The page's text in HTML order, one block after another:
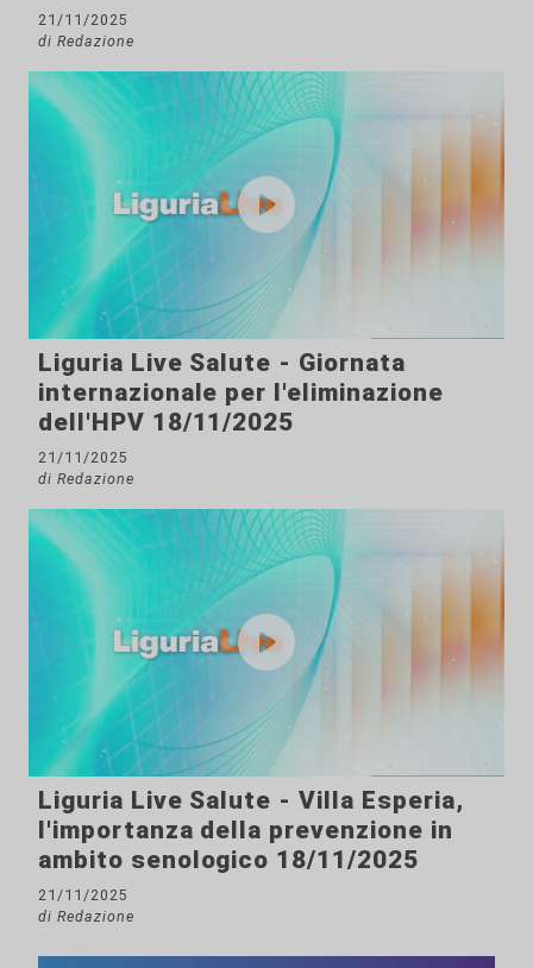
21/11/2025
di Redazione
Liguria Live Salute - Giornata
internazionale per l'eliminazione
dell'HPV 18/11/2025
21/11/2025
di Redazione
Liguria Live Salute - Villa Esperia,
l'importanza della prevenzione in
ambito senologico 18/11/2025
21/11/2025
di Redazione